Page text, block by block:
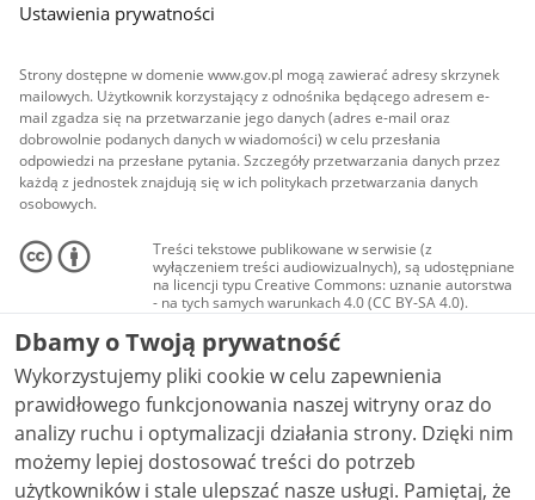
Ustawienia prywatności
Strony dostępne w domenie www.gov.pl mogą zawierać adresy skrzynek
mailowych. Użytkownik korzystający z odnośnika będącego adresem e-
mail zgadza się na przetwarzanie jego danych (adres e-mail oraz
dobrowolnie podanych danych w wiadomości) w celu przesłania
odpowiedzi na przesłane pytania. Szczegóły przetwarzania danych przez
każdą z jednostek znajdują się w ich politykach przetwarzania danych
osobowych.
Treści tekstowe publikowane w serwisie (z
wyłączeniem treści audiowizualnych), są udostępniane
na licencji typu Creative Commons: uznanie autorstwa
- na tych samych warunkach 4.0 (CC BY-SA 4.0).
Materiały audiowizualne, w tym zdjęcia, materiały
audio i wideo, są udostępniane na licencji typu
Creative Commons: uznanie autorstwa użycie
niekomercyjne - bez utworów zależnych 4.0 (CC BY-
NC-ND 4.0), o ile nie jest to stwierdzone inaczej.
Dbamy o Twoją prywatność
Wykorzystujemy pliki cookie w celu zapewnienia
prawidłowego funkcjonowania naszej witryny oraz do
analizy ruchu i optymalizacji działania strony. Dzięki nim
możemy lepiej dostosować treści do potrzeb
użytkowników i stale ulepszać nasze usługi. Pamiętaj, że